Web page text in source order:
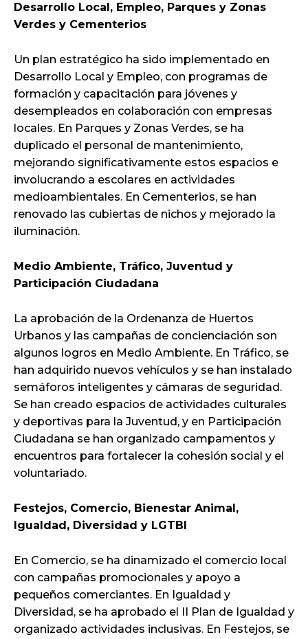
Desarrollo Local, Empleo, Parques y Zonas
Verdes y Cementerios
Un plan estratégico ha sido implementado en
Desarrollo Local y Empleo, con programas de
formación y capacitación para jóvenes y
desempleados en colaboración con empresas
locales. En Parques y Zonas Verdes, se ha
duplicado el personal de mantenimiento,
mejorando significativamente estos espacios e
involucrando a escolares en actividades
medioambientales. En Cementerios, se han
renovado las cubiertas de nichos y mejorado la
iluminación.
Medio Ambiente, Tráfico, Juventud y
Participación Ciudadana
La aprobación de la Ordenanza de Huertos
Urbanos y las campañas de concienciación son
algunos logros en Medio Ambiente. En Tráfico, se
han adquirido nuevos vehículos y se han instalado
semáforos inteligentes y cámaras de seguridad.
Se han creado espacios de actividades culturales
y deportivas para la Juventud, y en Participación
Ciudadana se han organizado campamentos y
encuentros para fortalecer la cohesión social y el
voluntariado.
Festejos, Comercio, Bienestar Animal,
Igualdad, Diversidad y LGTBI
En Comercio, se ha dinamizado el comercio local
con campañas promocionales y apoyo a
pequeños comerciantes. En Igualdad y
Diversidad, se ha aprobado el II Plan de Igualdad y
organizado actividades inclusivas. En Festejos, se